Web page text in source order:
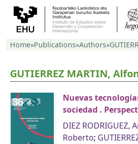
Home»Publications»Authors»
GUTIERREZ MARTIN,
Nuevas
sociedad .
DIEZ RODRIGUEZ,
Roberto;